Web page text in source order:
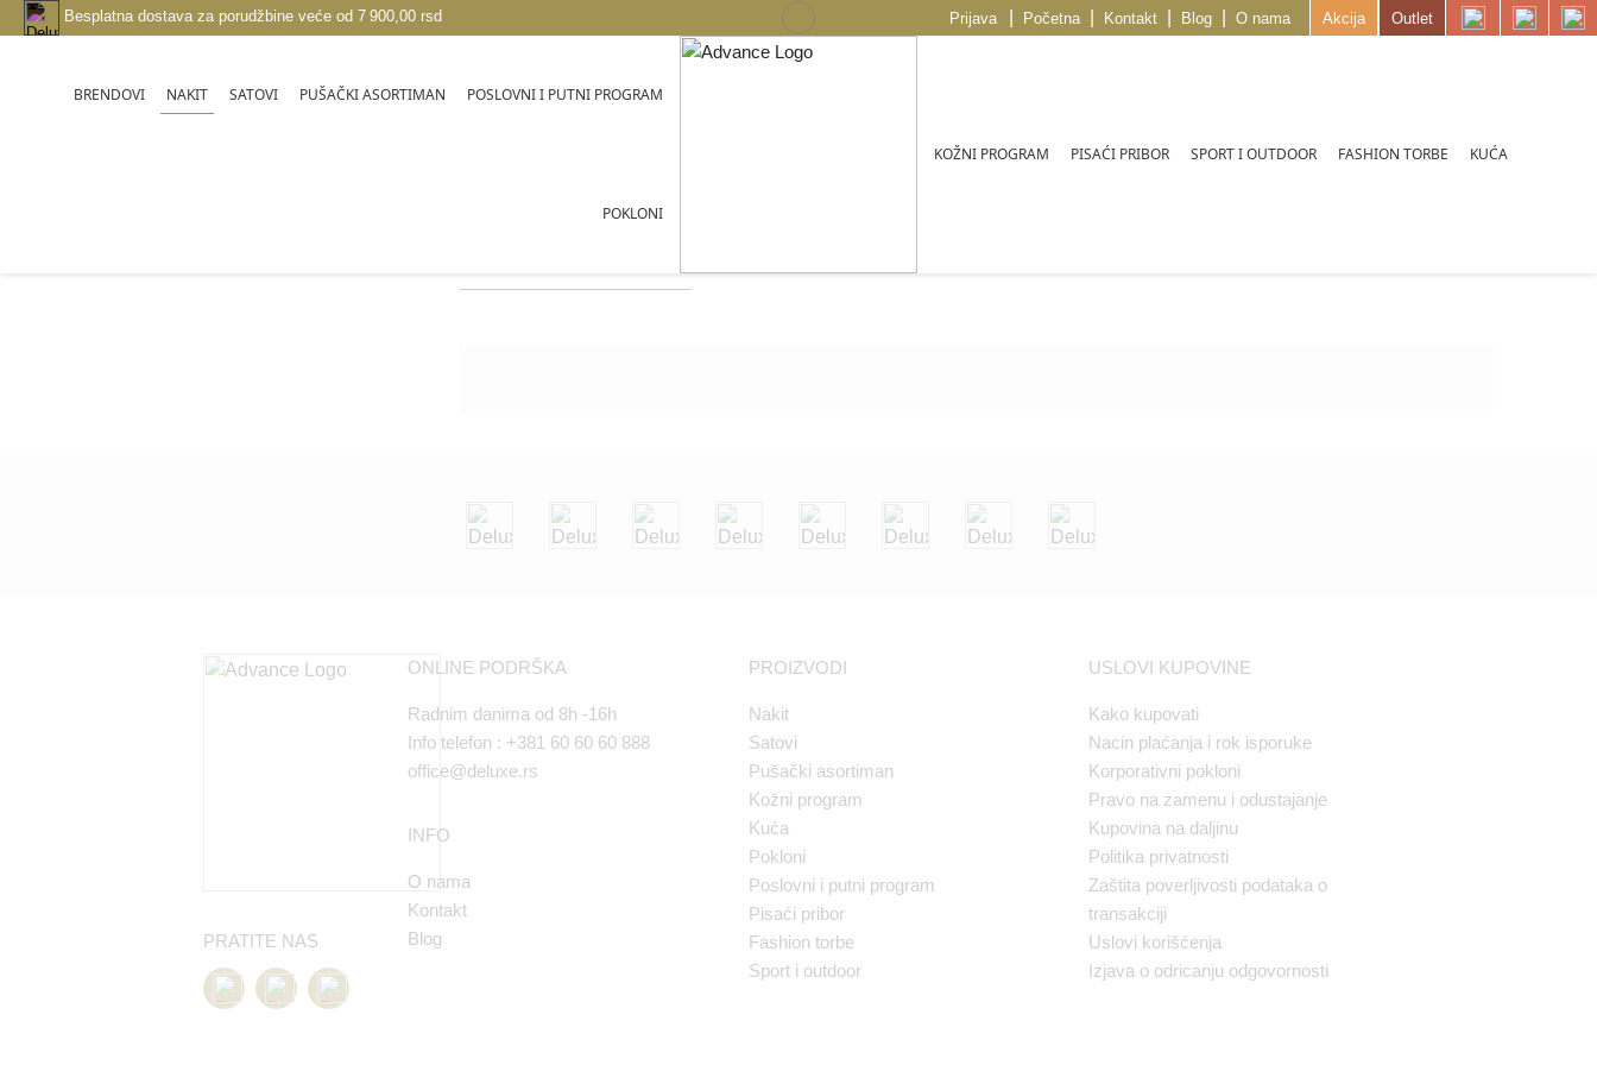
Besplatna dostava za porudžbine veće od 7 900,00 rsd Prijava Početna Kontakt Blog O nama Akcija Outlet
BRENDOVI NAKIT SATOVI PUŠAČKI ASORTIMAN POSLOVNI I PUTNI PROGRAM
POKLONI
KOŽNI PROGRAM PISAĆI PRIBOR SPORT I OUTDOOR FASHION TORBE KUĆA
PRATITE NAS
ONLINE PODRŠKA
Radnim danima od 8h -16h
Info telefon : +381 60 60 60 888
office@deluxe.rs
INFO
O nama
Kontakt
Blog
PROIZVODI
Nakit
Satovi
Pušački asortiman
Kožni program
Kuća
Pokloni
Poslovni i putni program
Pisaći pribor
Fashion torbe
Sport i outdoor
USLOVI KUPOVINE
Kako kupovati
Nacin plaćanja i rok isporuke
Korporativni pokloni
Pravo na zamenu i odustajanje
Kupovina na daljinu
Politika privatnosti
Zaštita poverljivosti podataka o
transakciji
Uslovi korišćenja
Izjava o odricanju odgovornosti